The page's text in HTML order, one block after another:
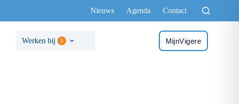
Nieuws Agenda Contact
Werken bij 3 MijnVigere